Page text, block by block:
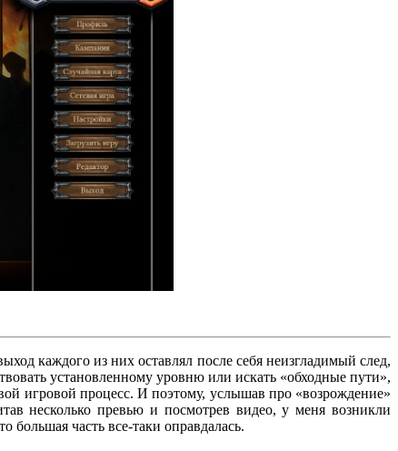
каждого из них оставлял после себя неизгладимый след,
установленному уровню или искать «обходные пути»,
игровой процесс. И поэтому, услышав про «возрождение»
несколько превью и посмотрев видео, у меня возникли
большая часть все-таки оправдалась.